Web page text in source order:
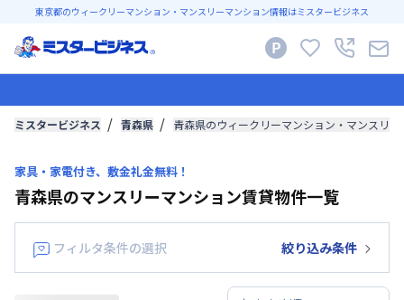
東京都のウィークリーマンション・マンスリーマンション情報はミスタービジネス
ミスタービジネス 青森県 青森県のウィークリーマンション・マンスリ
家具・家電付き、敷金礼金無料！
青森県のマンスリーマンション賃貸物件一覧
フィルタ条件の選択 絞り込み条件